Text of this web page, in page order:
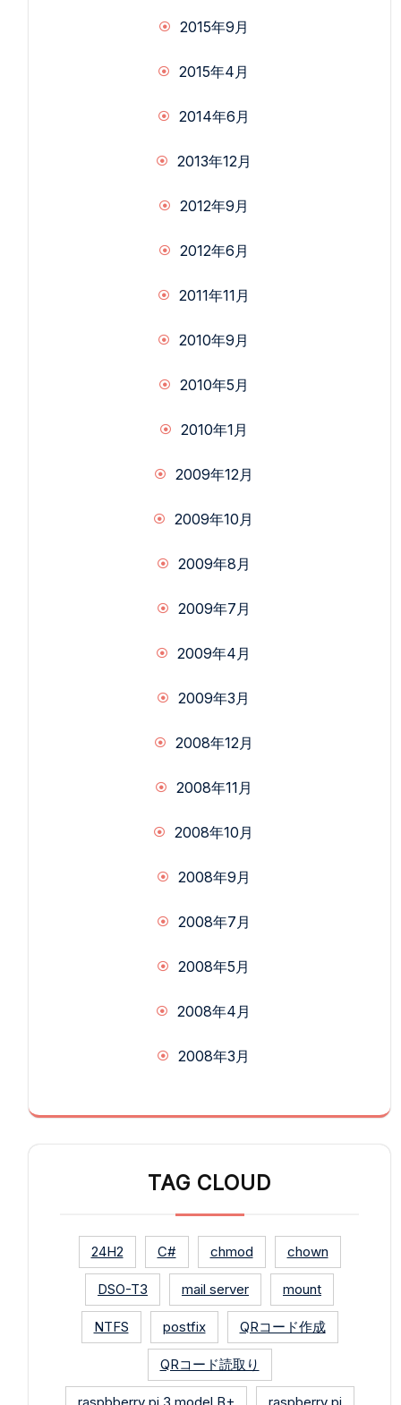
2015年9月
2015年4月
2014年6月
2013年12月
2012年9月
2012年6月
2011年11月
2010年9月
2010年5月
2010年1月
2009年12月
2009年10月
2009年8月
2009年7月
2009年4月
2009年3月
2008年12月
2008年11月
2008年10月
2008年9月
2008年7月
2008年5月
2008年4月
2008年3月
TAG CLOUD
24H2 C# chmod chown
DSO-T3 mail server mount
NTFS postfix QRコード作成
QRコード読取り